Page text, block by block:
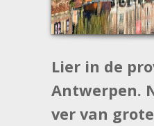
Lier in de
Antwerpen.
ver van